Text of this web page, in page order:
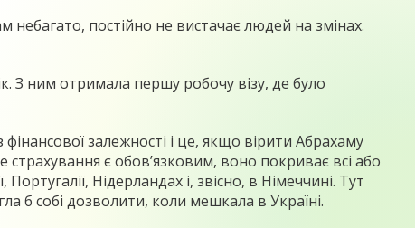
постійно не вистачає людей на змінах.
З ним отримала першу робочу візу, де було
залежності і це, якщо вірити Абрахаму
страхування є обов’язковим, воно покриває всі або
Нідерландах і, звісно, в Німеччині. Тут
б собі дозволити, коли мешкала в Україні.